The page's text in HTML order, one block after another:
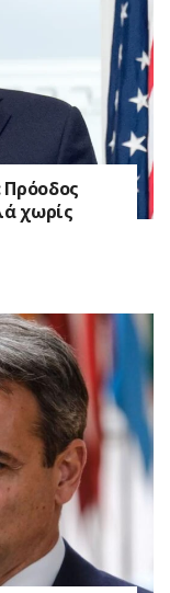
Πρόοδος
χωρίς